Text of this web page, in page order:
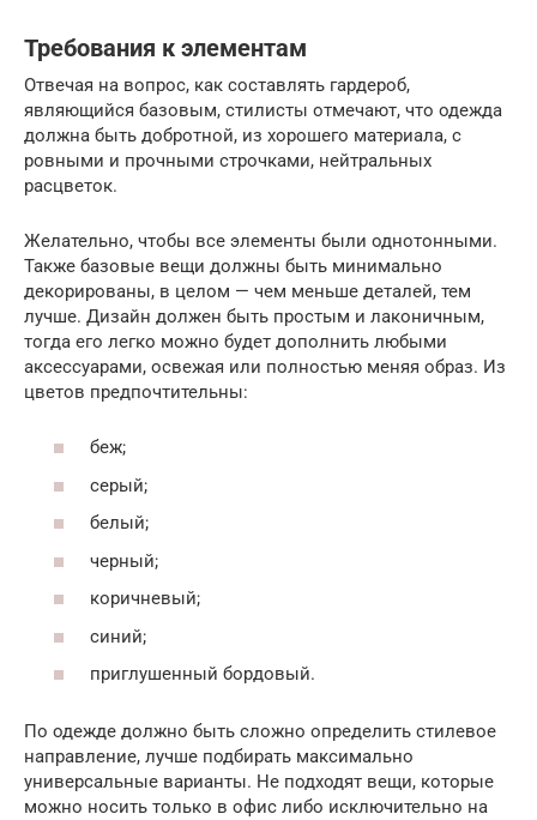
Требования к элементам
Отвечая на вопрос, как составлять гардероб,
являющийся базовым, стилисты отмечают, что одежда
должна быть добротной, из хорошего материала, с
ровными и прочными строчками, нейтральных
расцветок.
Желательно, чтобы все элементы были однотонными.
Также базовые вещи должны быть минимально
декорированы, в целом — чем меньше деталей, тем
лучше. Дизайн должен быть простым и лаконичным,
тогда его легко можно будет дополнить любыми
аксессуарами, освежая или полностью меняя образ. Из
цветов предпочтительны:
беж;
серый;
белый;
черный;
коричневый;
синий;
приглушенный бордовый.
По одежде должно быть сложно определить стилевое
направление, лучше подбирать максимально
универсальные варианты. Не подходят вещи, которые
можно носить только в офис либо исключительно на